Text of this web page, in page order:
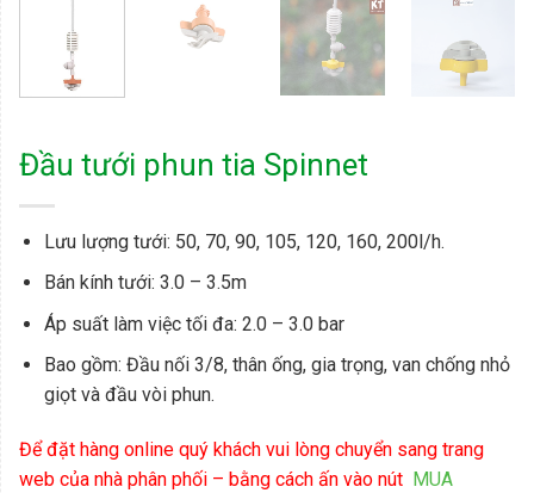
Đầu tưới phun tia Spinnet
Lưu lượng tưới: 50, 70, 90, 105, 120, 160, 200l/h.
Bán kính tưới: 3.0 – 3.5m
Áp suất làm việc tối đa: 2.0 – 3.0 bar
Bao gồm: Đầu nối 3/8, thân ống, gia trọng, van chống nhỏ
giọt và đầu vòi phun.
Để đặt hàng online quý khách vui lòng chuyển sang trang
web của nhà phân phối – bằng cách ấn vào nút MUA